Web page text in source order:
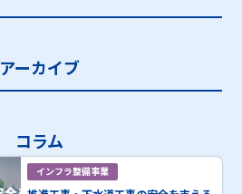
アーカイブ
コラム
インフラ整備事業